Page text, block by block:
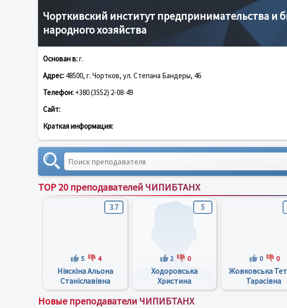
Чорткивский институт предпринимательства и
народного хозяйства
Основан в:г.
Адрес: 48500, г. Чортков, ул. Степана Бандеры, 46
Телефон: +380 (3552) 2-08-49
Сайт:
Краткая информация:
TOP 20 преподавателей ЧИПИБТАНХ
3.7
5 4
Ніяскіна Альона
Станіславівна
5
2 0
Ходоровська
Христина
Степанівна
0 0
Жовковська
Тарасівна
Новые преподаватели ЧИПИБТАНХ